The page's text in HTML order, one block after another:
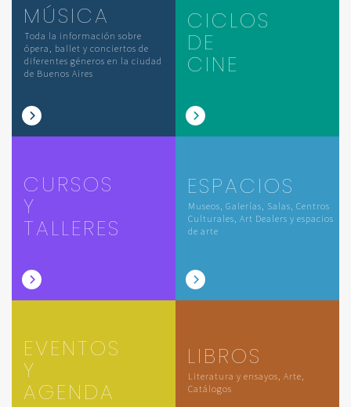
MÚSICA
Toda la información sobre
ópera, ballet y conciertos de
diferentes géneros en la ciudad
de Buenos Aires
CICLOS
DE
CINE
CURSOS
Y
TALLERES
ESPACIOS
Museos, Galerías, Salas, Centros
Culturales, Art Dealers y espacios
de arte
EVENTOS
Y
AGENDA
LIBROS
Literatura y ensayos, Arte,
Catálogos